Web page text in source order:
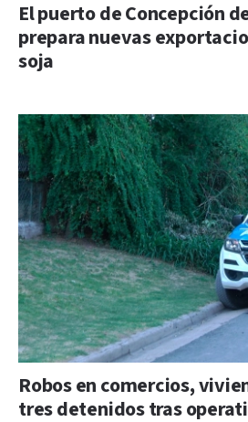
El puerto de Concepción
prepara nuevas
soja
Robos en comercios,
tres detenidos tras